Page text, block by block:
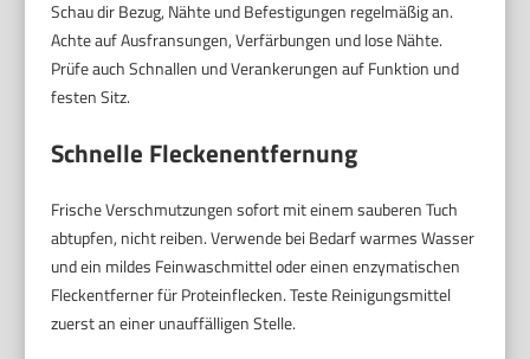
Schau dir Bezug, Nähte und Befestigungen regelmäßig an.
Achte auf Ausfransungen, Verfärbungen und lose Nähte.
Prüfe auch Schnallen und Verankerungen auf Funktion und
festen Sitz.
Schnelle Fleckenentfernung
Frische Verschmutzungen sofort mit einem sauberen Tuch
abtupfen, nicht reiben. Verwende bei Bedarf warmes Wasser
und ein mildes Feinwaschmittel oder einen enzymatischen
Fleckentferner für Proteinflecken. Teste Reinigungsmittel
zuerst an einer unauffälligen Stelle.